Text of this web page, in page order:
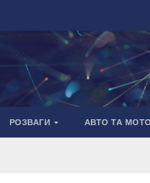
РОЗВАГИ АВТО ТА